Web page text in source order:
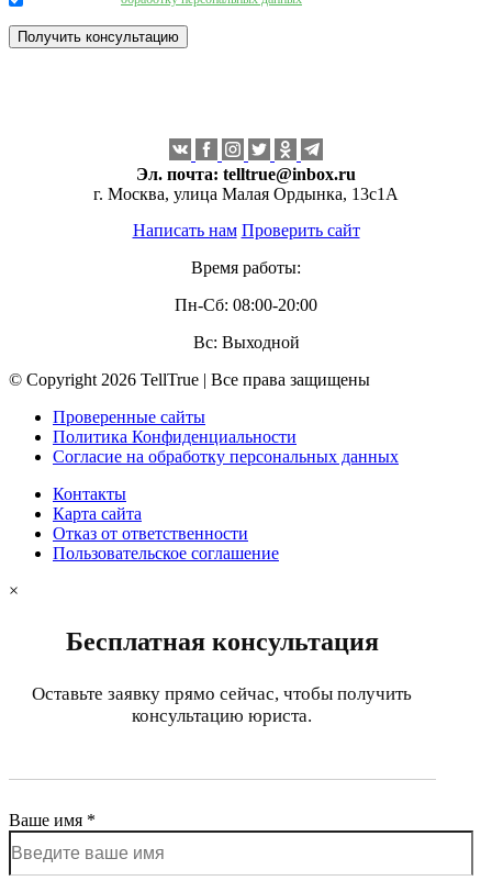
Эл. почта: telltrue@inbox.ru
г. Москва, улица Малая Ордынка, 13с1А
Написать нам Проверить сайт
Время работы:
Пн-Сб: 08:00-20:00
Вс: Выходной
© Copyright 2026 TellTrue | Все права защищены
Проверенные сайты
Политика Конфиденциальности
Согласие на обработку персональных данных
Контакты
Карта сайта
Отказ от ответственности
Пользовательское соглашение
×
Бесплатная консультация
Оставьте заявку прямо сейчас, чтобы получить
консультацию юриста.
Ваше имя *